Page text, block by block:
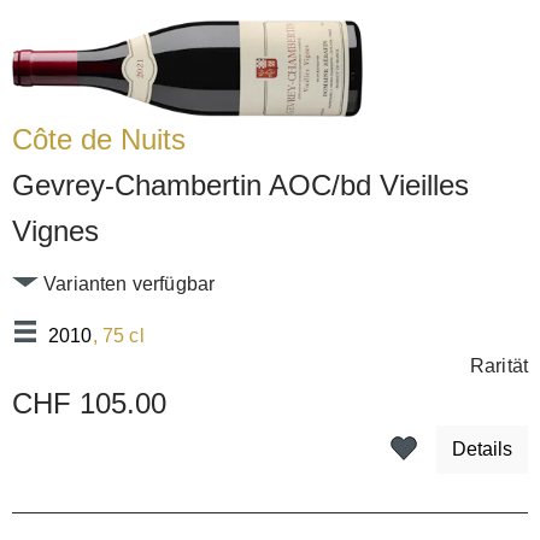
Côte de Nuits
Gevrey-Chambertin AOC/bd Vieilles
Vignes
2010, 75 cl
Varianten verfügbar
Rarität
CHF 105.00
Details